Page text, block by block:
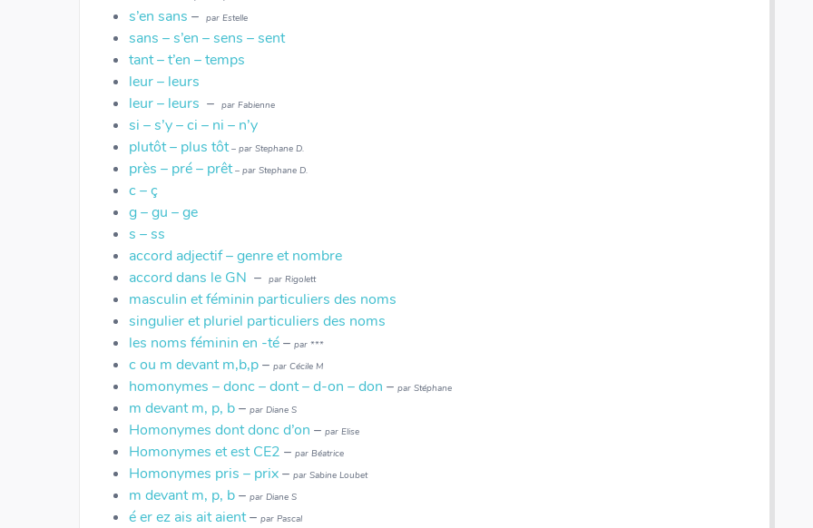
s’en sans – par Estelle
sans – s’en – sens – sent
tant – t’en – temps
leur – leurs
leur – leurs – par Fabienne
si – s’y – ci – ni – n’y
plutôt – plus tôt– par Stephane D.
près – pré – prêt– par Stephane D.
c – ç
g – gu – ge
s – ss
accord adjectif – genre et nombre
accord dans le GN – par Rigolett
masculin et féminin particuliers des noms
singulier et pluriel particuliers des noms
les noms féminin en -té– par ***
c ou m devant m,b,p– par Cécile M
homonymes – donc – dont – d-on – don – par Stéphane
m devant m, p, b– par Diane S
Homonymes dont donc d’on – par Elise
Homonymes et est CE2 – par Béatrice
Homonymes pris – prix– par Sabine Loubet
m devant m, p, b– par Diane S
é er ez ais ait aient– par Pascal